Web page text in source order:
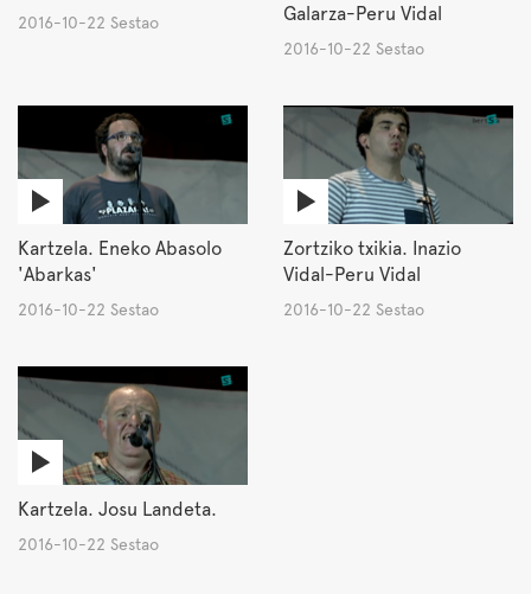
2016-10-22 Sestao
Galarza-Peru Vidal
2016-10-22 Sestao
Kartzela. Eneko Abasolo
'Abarkas'
2016-10-22 Sestao
Zortziko txikia. Inazio
Vidal-Peru Vidal
2016-10-22 Sestao
Kartzela. Josu Landeta.
2016-10-22 Sestao